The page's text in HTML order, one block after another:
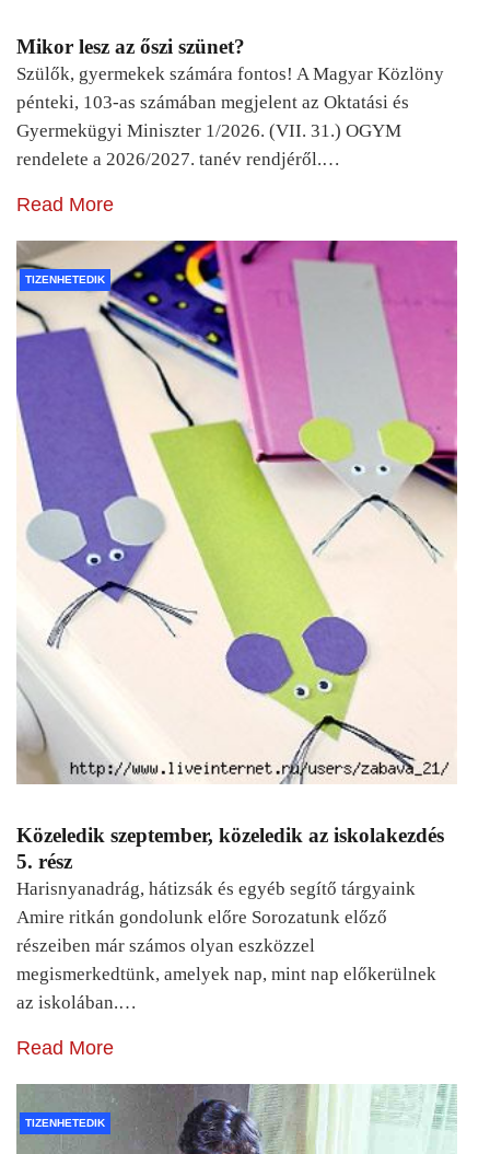
Mikor lesz az őszi szünet?
Szülők, gyermekek számára fontos! A Magyar Közlöny
pénteki, 103-as számában megjelent az Oktatási és
Gyermekügyi Miniszter 1/2026. (VII. 31.) OGYM
rendelete a 2026/2027. tanév rendjéről.…
Read More
TIZENHETEDIK
Közeledik szeptember, közeledik az iskolakezdés
5. rész
Harisnyanadrág, hátizsák és egyéb segítő tárgyaink
Amire ritkán gondolunk előre Sorozatunk előző
részeiben már számos olyan eszközzel
megismerkedtünk, amelyek nap, mint nap előkerülnek
az iskolában.…
Read More
TIZENHETEDIK